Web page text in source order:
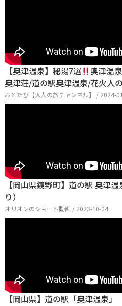
【奥津温泉】秘湯7選
奥津温
奥津荘/道の駅奥津温泉/花火人
おとたび【大人の旅チャンネル】 / 2024-
【岡山県鏡野町】道の駅 奥津
り）
オリオンのショート動画 / 2023-10-04
【岡山県】道の駅「奥津温泉」